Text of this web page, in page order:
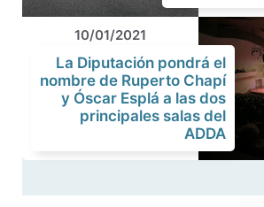
10/01/2021
La Diputación pondrá el
nombre de Ruperto Chapí
y Óscar Esplá a las dos
principales salas del
ADDA